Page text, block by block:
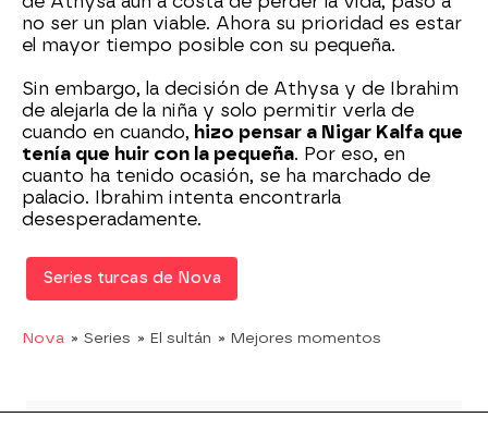
no ser un plan viable. Ahora su prioridad es estar
el mayor tiempo posible con su pequeña.
Sin embargo, la decisión de Athysa y de Ibrahim
de alejarla de la niña y solo permitir verla de
cuando en cuando, hizo pensar a Nigar Kalfa que
tenía que huir con la pequeña. Por eso, en
cuanto ha tenido ocasión, se ha marchado de
palacio. Ibrahim intenta encontrarla
desesperadamente.
Series turcas de Nova
Nova » Series » El sultán » Mejores momentos